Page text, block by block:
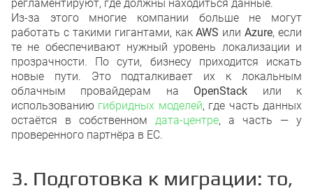
регламентируют, где должны находиться данные.
Из-за этого многие компании больше не могут
работать с такими гигантами, какAWS илиAzure, если
те не обеспечивают нужный уровень локализации и
прозрачности. По сути, бизнесу приходится искать
новые пути. Это подталкивает их к локальным
облачным провайдерам на OpenStack или к
использованию гибридных моделей, где часть данных
остаётся в собственном дата-центре, а часть — у
проверенного партнёра в ЕС.
3. Подготовка к миграции: то,